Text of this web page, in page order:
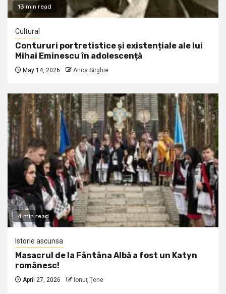
13 min read
Cultural
Contururi portretistice și existențiale ale lui
Mihai Eminescu în adolescență
May 14, 2026 Anca Sirghie
4 min read
Istorie ascunsa
Masacrul de la Fântâna Albă a fost un Katyn
românesc!
April 27, 2026 Ionuţ Ţene